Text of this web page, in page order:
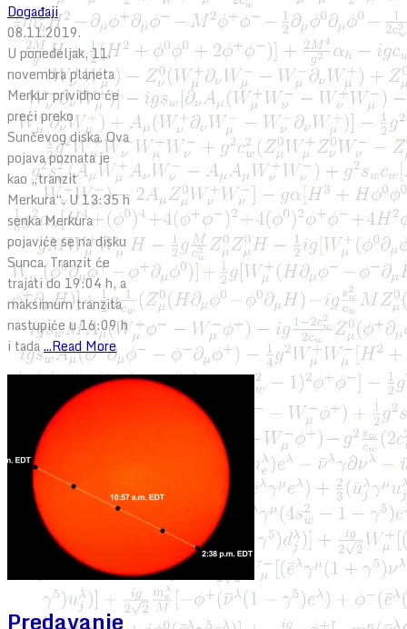
Događaji
08.11.2019.
U ponedeljak, 11.
novembra planeta
Merkur prividno će
preći preko
Sunčevog diska. Ova
pojava poznata je
kao „tranzit
Merkura“. U 13:35 h
senka Merkura
pojaviće se na disku
Sunca. Tranzit će
trajati do 19:04 h, a
maksimum tranzita
nastupiće u 16:09 h
i tada...Read More
Predavanje